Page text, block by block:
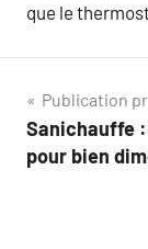
que le
de
Publication
Sanichauffe
pour bien